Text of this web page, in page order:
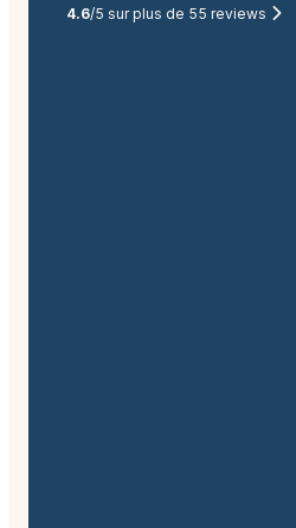
4.6/5 sur plus de 55 reviews